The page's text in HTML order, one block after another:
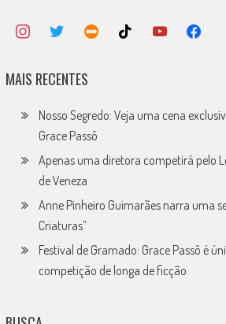
MAIS RECENTES
Nosso Segredo: Veja uma cena
Grace Passô
Apenas uma diretora competirá pelo
de Veneza
Anne Pinheiro Guimarães narra uma
Criaturas”
Festival de Gramado: Grace Passô é
competição de longa de ficção